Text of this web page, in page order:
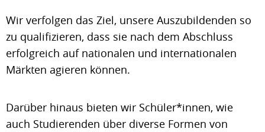
Wir verfolgen das Ziel, unsere Auszubildenden so
zu qualifizieren, dass sie nach dem Abschluss
erfolgreich auf nationalen und internationalen
Märkten agieren können.
Darüber hinaus bieten wir Schüler*innen, wie
auch Studierenden über diverse Formen von